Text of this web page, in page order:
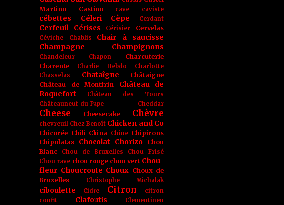
Martino
Castino cave caviste
cébettes Céleri Cèpe Cerdant
Cerfeuil Cérises Cérisier Cervelas
Céviche Chablis
Chair à saucisse
Champagne
Champignons
Chandeleur Chapon
Charcuterie
Charente
Charlie Hebdo
Charlotte
Chasselas
Chataîgne
Châtaigne
Château de Montfrin
Château de
Roquefort
Château des Tours
Châteauneuf-du-Pape
Cheddar
Cheese Cheesecake Chèvre
chevreuil Chez Benoît Chicken and Co
Chicorée Chili China Chine Chipirons
Chipolatas
Chocolat Chorizo
Chou
Blanc
Chou de Bruxelles
Chou Frisé
Chou rave chou rouge chou vert Chou-
fleur Choucroute Choux Choux de
Bruxelles
Christophe Michalak
ciboulette Cidre Citron
citron
confit
Clafoutis Clementinen